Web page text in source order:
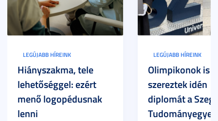
LEGÚJABB HÍREINK
Hiányszakma, tele
lehetőséggel: ezért
menő logopédusnak
lenni
LEGÚJABB HÍREINK
Olimpikonok is
szereztek idén
diplomát a